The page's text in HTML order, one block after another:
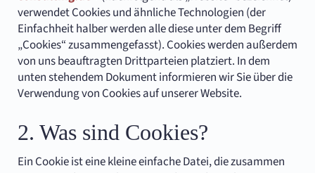
verwendet Cookies und ähnliche Technologien (der
Einfachheit halber werden alle diese unter dem Begriff
„Cookies“ zusammengefasst). Cookies werden außerdem
von uns beauftragten Drittparteien platziert. In dem
unten stehendem Dokument informieren wir Sie über die
Verwendung von Cookies auf unserer Website.
2. Was sind Cookies?
Ein Cookie ist eine kleine einfache Datei, die zusammen